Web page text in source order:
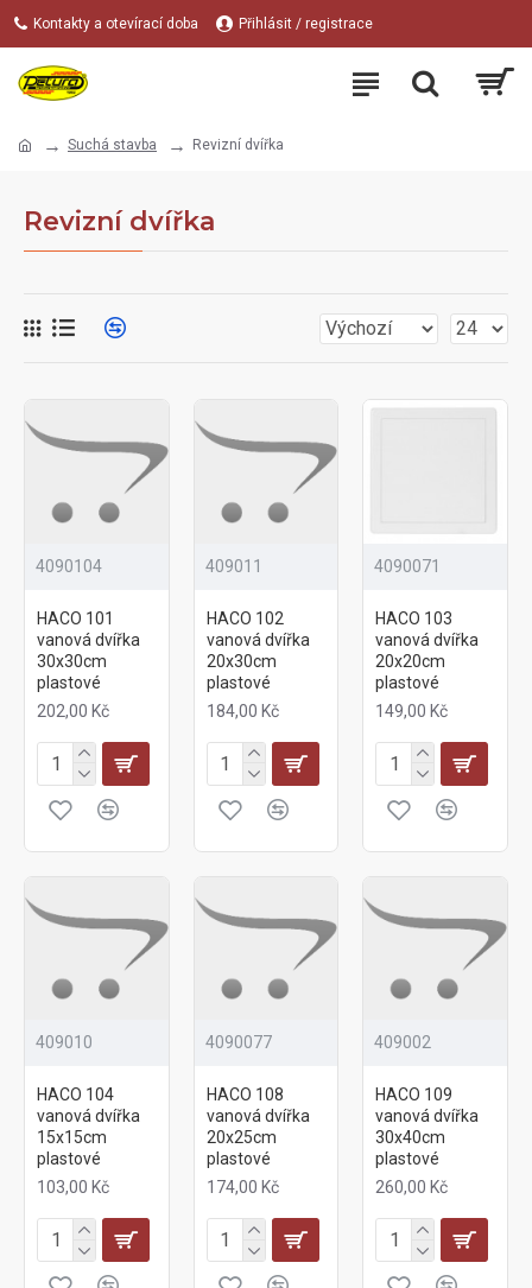
Kontakty a otevírací doba Přihlásit / registrace
Suchá stavba Revizní dvířka
Revizní dvířka
4090104
HACO 101
vanová dvířka
30x30cm
plastové
202,00 Kč
409011
HACO 102
vanová dvířka
20x30cm
plastové
184,00 Kč
4090071
HACO 103
vanová dvířka
20x20cm
plastové
149,00 Kč
409010
HACO 104
vanová dvířka
15x15cm
plastové
103,00 Kč
4090077
HACO 108
vanová dvířka
20x25cm
plastové
174,00 Kč
409002
HACO 109
vanová dvířka
30x40cm
plastové
260,00 Kč